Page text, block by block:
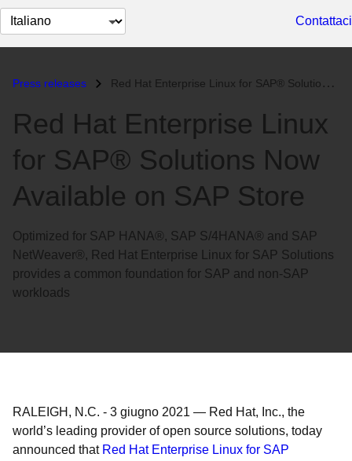
Cambia
lingua
Contattaci
Press releases Red Hat Enterprise Linux for SAP® Solutions Now Available on SAP Store...
Red Hat Enterprise Linux
for SAP® Solutions Now
Available on SAP Store
Optimized for SAP HANA®, SAP S/4HANA® and SAP
NetWeaver®, Red Hat Enterprise Linux for SAP Solutions
provides a common foundation for SAP and non-SAP
workloads
RALEIGH, N.C. - 3 giugno 2021 — Red Hat, Inc., the
world’s leading provider of open source solutions, today
announced that Red Hat Enterprise Linux for SAP